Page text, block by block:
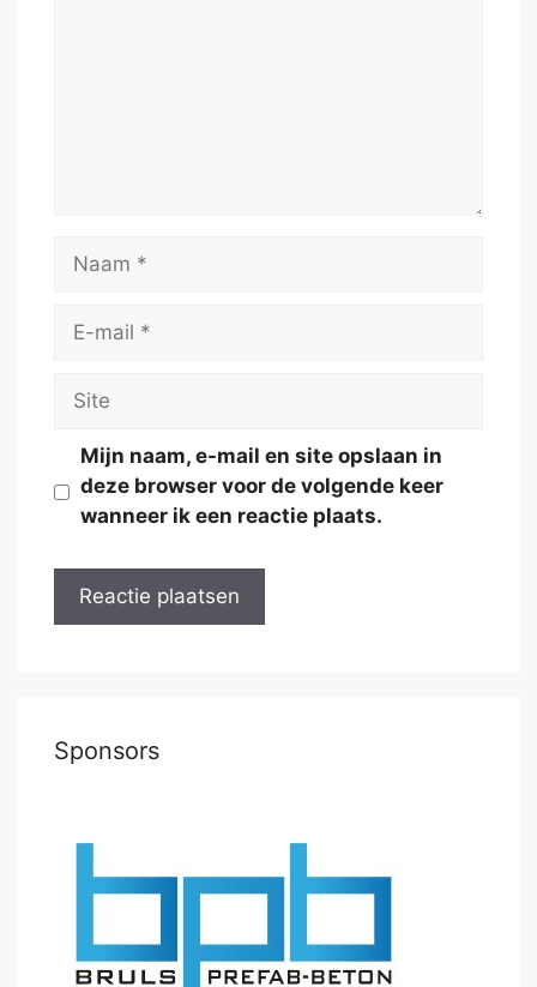
Naam
Site
Mijn naam, e-mail en site opslaan in
deze browser voor de volgende keer
wanneer ik een reactie plaats.
Sponsors